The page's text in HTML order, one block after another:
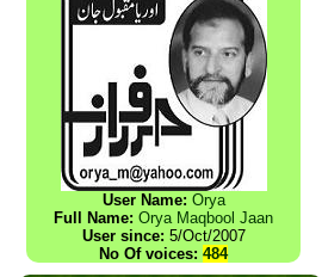
User Name: Orya
Full Name: Orya Maqbool Jaan
User since: 5/Oct/2007
No Of voices: 484